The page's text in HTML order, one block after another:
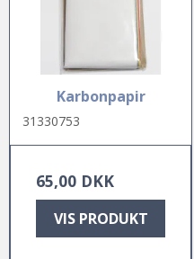
Karbonpapir
31330753
65,00 DKK
VIS PRODUKT